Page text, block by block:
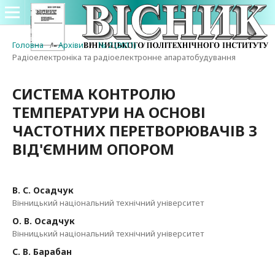
Головна / Архіви / № 2 (2011) /
Радіоелектроніка та радіоелектронне апаратобудування
СИСТЕМА КОНТРОЛЮ
ТЕМПЕРАТУРИ НА ОСНОВІ
ЧАСТОТНИХ ПЕРЕТВОРЮВАЧІВ З
ВІД'ЄМНИМ ОПОРОМ
В. С. Осадчук
Вінницький національний технічний університет
О. В. Осадчук
Вінницький національний технічний університет
С. В. Барабан